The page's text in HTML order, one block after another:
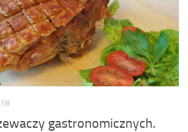
gastronomicznych.